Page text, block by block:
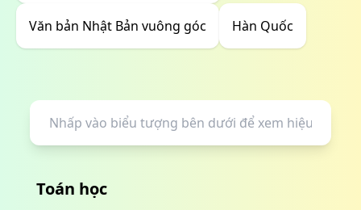
Văn bản Nhật Bản vuông góc Hàn Quốc
Toán học